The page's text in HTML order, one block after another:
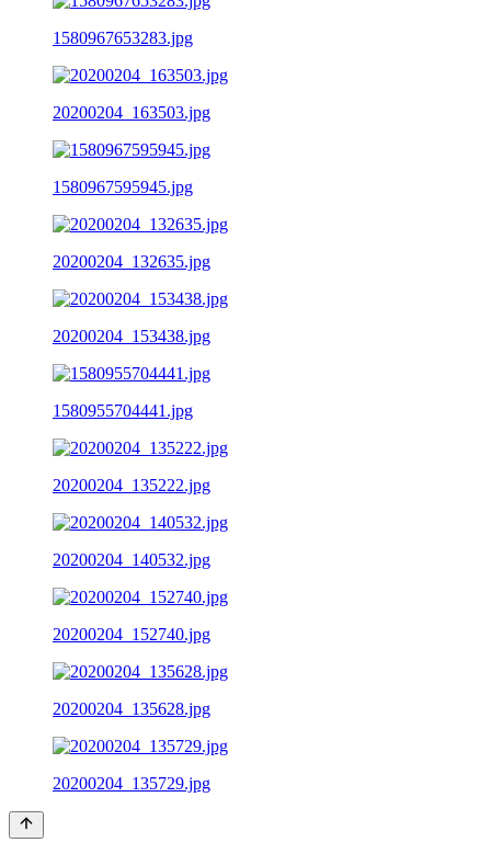
1580967653283.jpg
20200204_163503.jpg
1580967595945.jpg
20200204_132635.jpg
20200204_153438.jpg
1580955704441.jpg
20200204_135222.jpg
20200204_140532.jpg
20200204_152740.jpg
20200204_135628.jpg
20200204_135729.jpg